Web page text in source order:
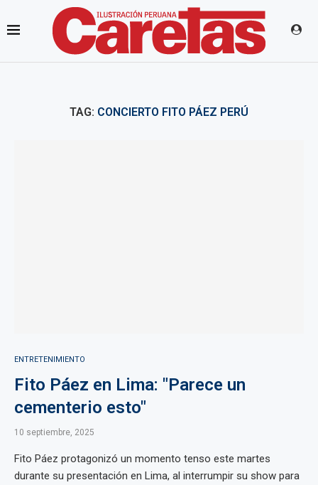
TAG: CONCIERTO FITO PÁEZ PERÚ
ENTRETENIMIENTO
Fito Páez en Lima: "Parece un
cementerio esto"
10 septiembre, 2025
Fito Páez protagonizó un momento tenso este martes
durante su presentación en Lima, al interrumpir su show para